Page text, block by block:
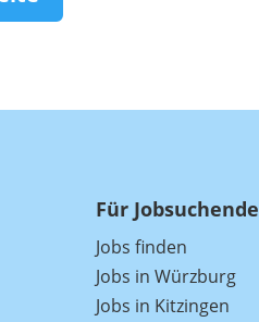
Für Jobsuchende
Jobs finden
Jobs in Würzburg
Jobs in Kitzingen